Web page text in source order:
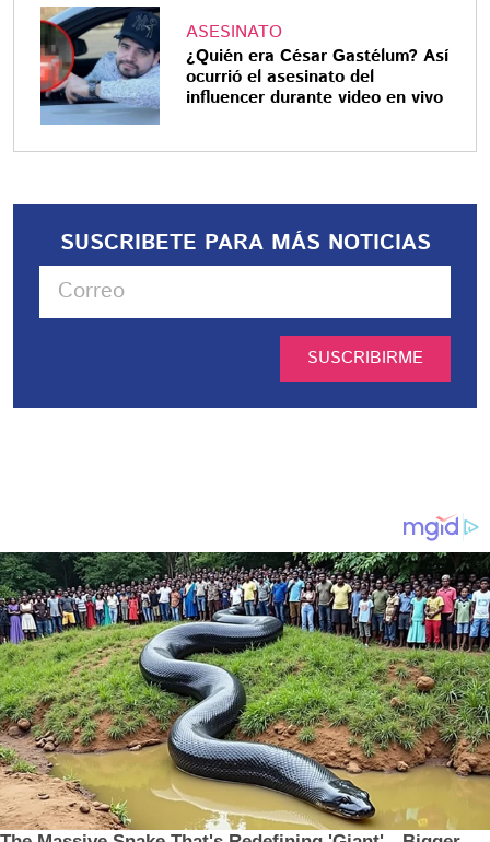
ASESINATO
¿Quién era César Gastélum? Así
ocurrió el asesinato del
influencer durante video en vivo
SUSCRIBETE PARA MÁS NOTICIAS
SUSCRIBIRME